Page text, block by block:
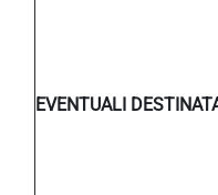
EVENTUALI